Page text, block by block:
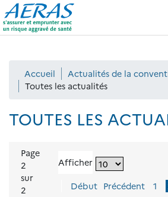
Panneau de gestion des cookies
Accueil
Actualités de la
Toutes les actualités
TOUTES LES
Page
2
sur
2
Choisir un nombre
Afficherpour recharger la
Début Précédent 1